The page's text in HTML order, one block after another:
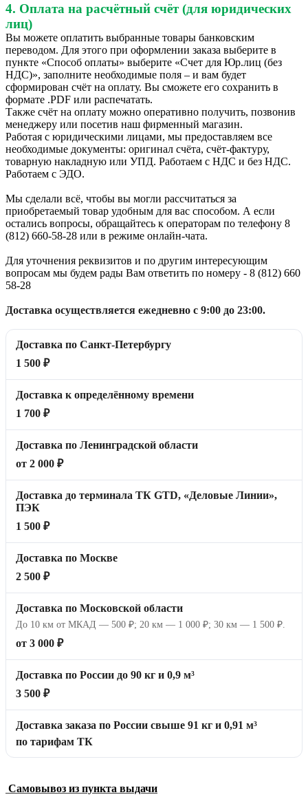
4. Оплата на расчётный счёт (для юридических
лиц)
Вы можете оплатить выбранные товары банковским
переводом. Для этого при оформлении заказа выберите в
пункте «Способ оплаты» выберите «Счет для Юр.лиц (без
НДС)», заполните необходимые поля – и вам будет
сформирован счёт на оплату. Вы сможете его сохранить в
формате .PDF или распечатать.
Также счёт на оплату можно оперативно получить, позвонив
менеджеру или посетив наш фирменный магазин.
Работая с юридическими лицами, мы предоставляем все
необходимые документы: оригинал счёта, счёт-фактуру,
товарную накладную или УПД. Работаем с НДС и без НДС.
Работаем с ЭДО.
Мы сделали всё, чтобы вы могли рассчитаться за
приобретаемый товар удобным для вас способом. А если
остались вопросы, обращайтесь к операторам по телефону 8
(812) 660-58-28 или в режиме онлайн-чата.
Для уточнения реквизитов и по другим интересующим
вопросам мы будем рады Вам ответить по номеру - 8 (812) 660
58-28
Доставка осуществляется ежедневно с 9:00 до 23:00.
Доставка по Санкт-Петербургу
1 500 ₽
Доставка к определённому времени
1 700 ₽
Доставка по Ленинградской области
от 2 000 ₽
Доставка до терминала ТК GTD, «Деловые Линии»,
ПЭК
1 500 ₽
Доставка по Москве
2 500 ₽
Доставка по Московской области
До 10 км от МКАД — 500 ₽; 20 км — 1 000 ₽; 30 км — 1 500 ₽.
от 3 000 ₽
Доставка по России до 90 кг и 0,9 м³
3 500 ₽
Доставка заказа по России свыше 91 кг и 0,91 м³
по тарифам ТК
Самовывоз из пункта выдачи